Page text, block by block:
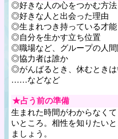
◎好きな人の心をつかむ方法
◎好きな人と出会った理由
◎生まれつき持っている才能
◎自分を生かす立ち位置
◎職場など、グループの人
◎協力者は誰か
◎がんばるとき、休むとき
……などなど
★占う前の準備
生まれた時間がわからなく
いところ。相性を知りたい
ましょう。